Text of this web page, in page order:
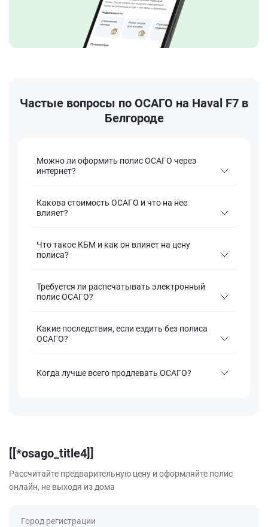
Частые вопросы по ОСАГО на Haval F7 в
Белгороде
Можно ли оформить полис ОСАГО через
интернет?
Какова стоимость ОСАГО и что на нее
влияет?
Что такое КБМ и как он влияет на цену
полиса?
Требуется ли распечатывать электронный
полис ОСАГО?
Какие последствия, если ездить без полиса
ОСАГО?
Когда лучше всего продлевать ОСАГО?
[[*osago_title4]]
Рассчитайте предварительную цену и оформляйте полис
онлайн, не выходя из дома
Город регистрации